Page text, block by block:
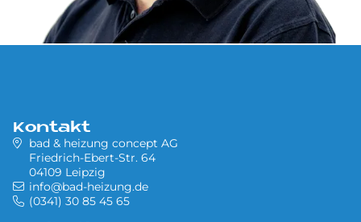
Kontakt
bad & heizung concept AG
Friedrich-Ebert-Str. 64
04109 Leipzig
info@bad-heizung.de
(0341) 30 85 45 65